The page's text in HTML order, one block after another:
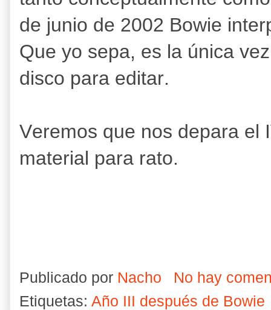
de junio de 2002 Bowie
Que yo sepa, es la única
disco para editar.
Veremos que nos depara el
material para rato.
Publicado por Nacho
No hay
Etiquetas: Año III después de Bowie